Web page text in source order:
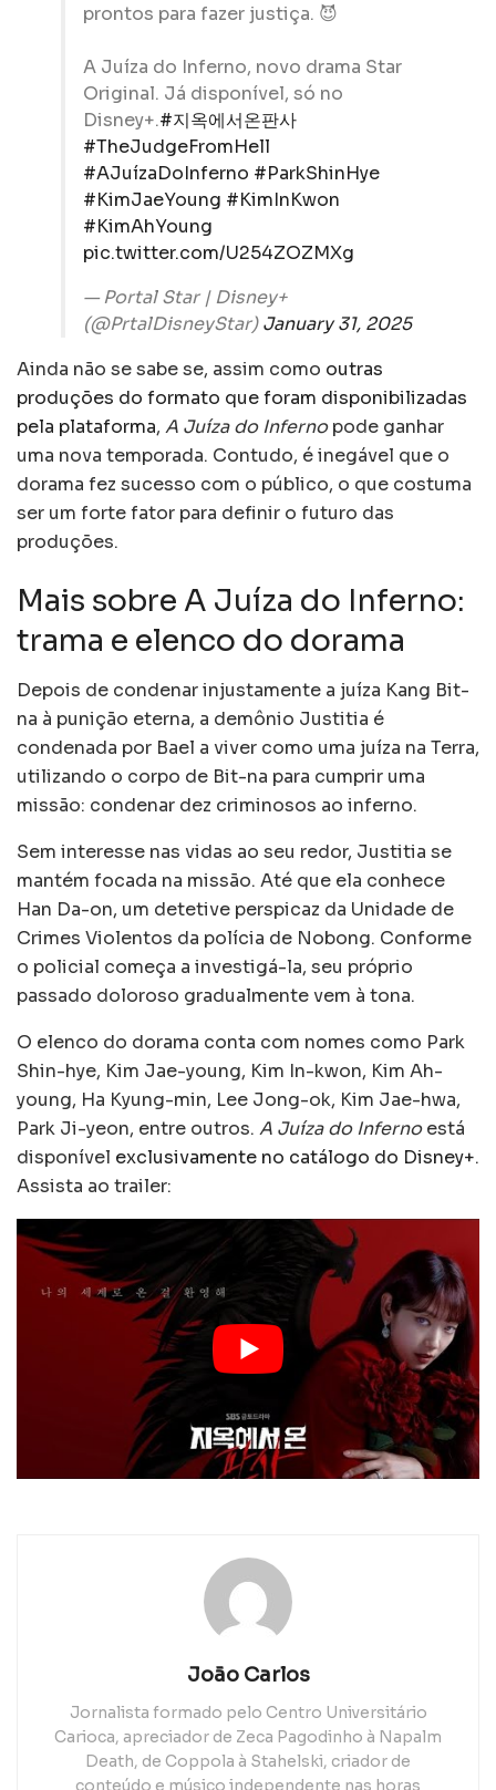
prontos para fazer justiça. 😈
A Juíza do Inferno, novo drama Star
Original. Já disponível, só no
Disney+.#지옥에서온판사
#TheJudgeFromHell
#AJuízaDoInferno #ParkShinHye
#KimJaeYoung #KimInKwon
#KimAhYoung
pic.twitter.com/U254ZOZMXg
— Portal Star | Disney+
(@PrtalDisneyStar)January 31, 2025
Ainda não se sabe se, assim como outras
produções do formato que foram disponibilizadas
pela plataforma, A Juíza do Infernopode ganhar
uma nova temporada. Contudo, é inegável que o
dorama fez sucesso com o público, o que costuma
ser um forte fator para definir o futuro das
produções.
Mais sobre A Juíza do Inferno:
trama e elenco do dorama
Depois de condenar injustamente a juíza Kang Bit-
na à punição eterna, a demônio Justitia é
condenada por Bael a viver como uma juíza na Terra,
utilizando o corpo de Bit-na para cumprir uma
missão: condenar dez criminosos ao inferno.
Sem interesse nas vidas ao seu redor, Justitia se
mantém focada na missão. Até que ela conhece
Han Da-on, um detetive perspicaz da Unidade de
Crimes Violentos da polícia de Nobong. Conforme
o policial começa a investigá-la, seu próprio
passado doloroso gradualmente vem à tona.
O elenco do dorama conta com nomes como Park
Shin-hye, Kim Jae-young, Kim In-kwon, Kim Ah-
young, Ha Kyung-min, Lee Jong-ok, Kim Jae-hwa,
Park Ji-yeon, entre outros. A Juíza do Infernoestá
disponível exclusivamente no catálogo do Disney+.
Assista ao trailer:
João Carlos
Jornalista formado pelo Centro Universitário
Carioca, apreciador de Zeca Pagodinho à Napalm
Death, de Coppola à Stahelski, criador de
conteúdo e músico independente nas horas